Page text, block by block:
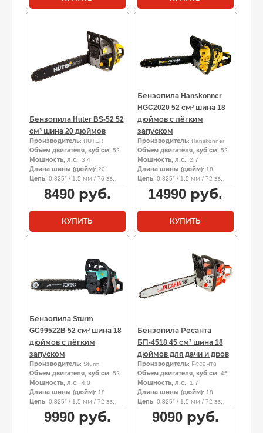
Бензопила Huter BS-52 52
см³ шина 20 дюймов
Производитель: HUTER
Объем двигателя, куб.см: 52
Мощность, л.с. : 3.4
Длина шины (дюйм): 20
Цепь: 0.325″ / 1.5 мм / 76 зв.
8490руб.
КУПИТЬ
Бензопила Hanskonner
HGC2020 52 см³ шина 18
дюймов с лёгким
запуском
Производитель: Hanskonner
Объем двигателя, куб.см: 52
Мощность, л.с. : 2.7
Длина шины (дюйм): 18
Цепь: 0.325″ / 1.5 мм / 72 зв.
14990 руб.
КУПИТЬ
Бензопила Sturm
GC99522B 52 см³ шина 18
дюймов с лёгким
запуском
Производитель: Sturm
Объем двигателя, куб.см: 52
Мощность, л.с. : 4.0
Длина шины (дюйм): 18
Цепь: 0.325″ / 1.5 мм / 72 зв.
9990руб.
Бензопила Ресанта
БП-4518 45 см³ шина 18
дюймов для дачи и дров
Производитель: Ресанта
Объем двигателя, куб.см: 45
Мощность, л.с. : 1.7
Длина шины (дюйм): 18
Цепь: 0.325″ / 1.5 мм / 72 зв.
9090руб.